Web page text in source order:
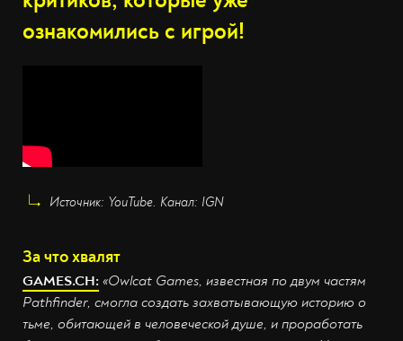
ознакомились с игрой!
Источник: YouTube. Канал: IGN
За что хвалят
GAMES.CH: «Owlcat Games, известная по двум частям
Pathfinder, смогла создать захватывающую историю о
тьме, обитающей в человеческой душе, и проработать